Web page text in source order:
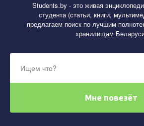
Students.by - это живая
студента (статьи, книги,
предлагаем поиск по лучшим
хранилищам